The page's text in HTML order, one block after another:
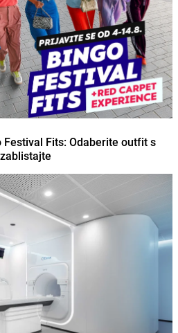
Fits: Odaberite outfit s